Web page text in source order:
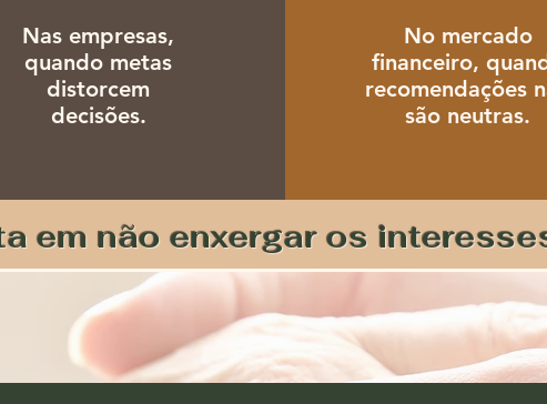
Nas empresas,
quando metas
distorcem
decisões.
No mercado
financeiro,
recomendações
são neutras.
em não enxergar os